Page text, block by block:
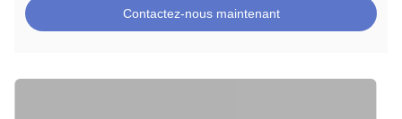
Contactez-nous maintenant